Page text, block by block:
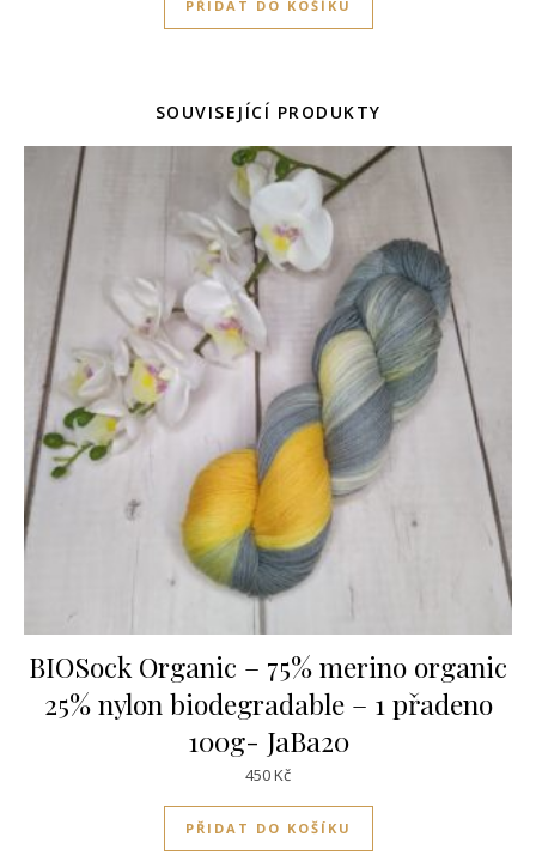
PŘIDAT DO KOŠÍKU
SOUVISEJÍCÍ PRODUKTY
BIOSock Organic – 75% merino organic
25% nylon biodegradable – 1 přadeno
100g- JaBa20
450Kč
PŘIDAT DO KOŠÍKU